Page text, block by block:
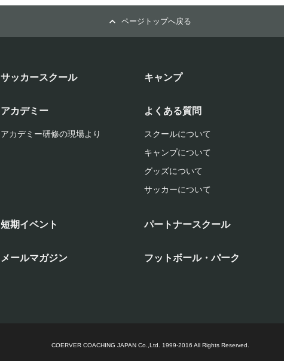
ページトップへ戻る
サッカースクール キャンプ
アカデミー
アカデミー研修の現場より
よくある質問
スクールについて
キャンプについて
グッズについて
サッカーについて
短期イベント パートナースクール
メールマガジン フットボール・パーク
COERVER COACHING JAPAN Co.,Ltd. 1999-2016 All Rights Reserved.